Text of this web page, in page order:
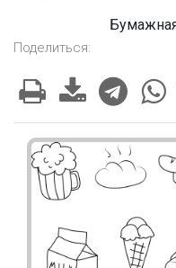
Поделиться: